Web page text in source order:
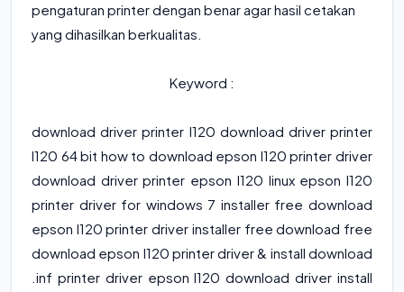
pengaturan printer dengan benar agar hasil cetakan
yang dihasilkan berkualitas.
Keyword :
download driver printer l120 download driver printer
l120 64 bit how to download epson l120 printer driver
download driver printer epson l120 linux epson l120
printer driver for windows 7 installer free download
epson l120 printer driver installer free download free
download epson l120 printer driver & install download
.inf printer driver epson l120 download driver install